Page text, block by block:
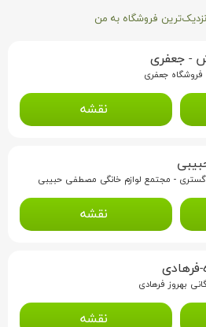
فروشگاه به من
- جعفری
جعفری
نقشه
- مجتمع لوازم خانگی مصطفی حبیبی
نقشه
فرهادی
بهروز فرهادی
نقشه